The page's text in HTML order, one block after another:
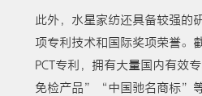
此外，水星家纺还具备较强的
项专利技术和国际奖项荣誉。
PCT专利，拥有大量国内有效
免检产品”“中国驰名商标”